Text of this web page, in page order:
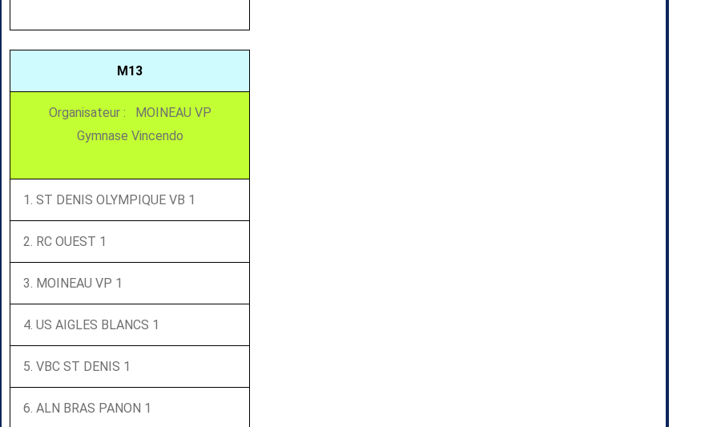
M13
Organisateur : MOINEAU VP
Gymnase Vincendo
1. ST DENIS OLYMPIQUE VB 1
2. RC OUEST 1
3. MOINEAU VP 1
4. US AIGLES BLANCS 1
5. VBC ST DENIS 1
6. ALN BRAS PANON 1